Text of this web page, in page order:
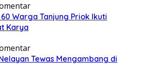
Warga Tanjung Priok Ikuti
Karya
Tewas Mengambang di